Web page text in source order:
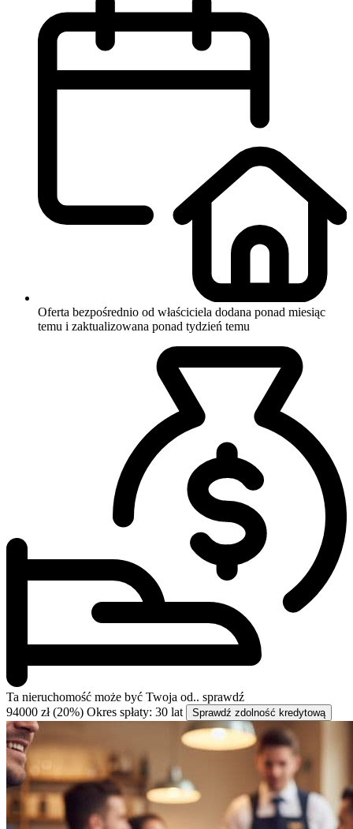
Oferta bezpośrednio od właściciela dodana ponad miesiąc
temu i zaktualizowana ponad tydzień temu
Ta nieruchomość może być Twoja od.. sprawdź
94000 zł (20%) Okres spłaty: 30 lat Sprawdź zdolność kredytową